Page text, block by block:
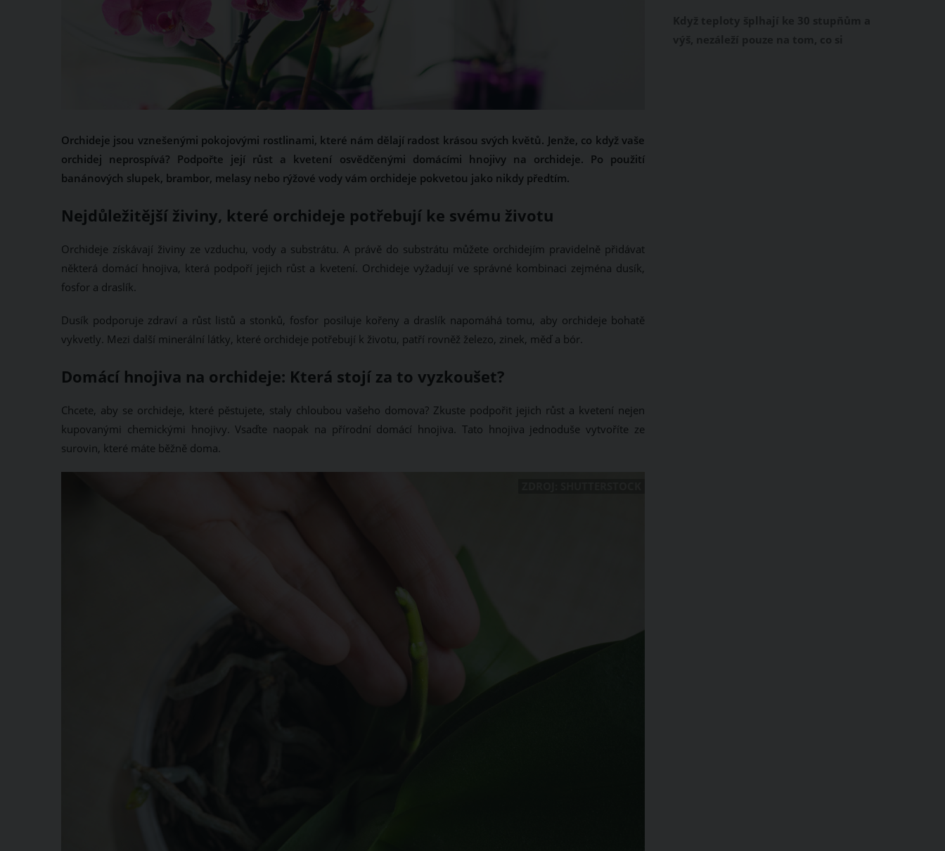
Orchideje jsou vznešenými pokojovými rostlinami, které nám dělají radost krásou svých květů. Jenže, co když vaše
orchidej neprospívá? Podpořte její růst a kvetení osvědčenými domácími hnojivy na orchideje. Po použití
banánových slupek, brambor, melasy nebo rýžové vody vám orchideje pokvetou jako nikdy předtím.
Nejdůležitější živiny, které orchideje potřebují ke svému životu
Orchideje získávají živiny ze vzduchu, vody a substrátu. A právě do substrátu můžete orchidejím pravidelně přidávat
některá domácí hnojiva, která podpoří jejich růst a kvetení. Orchideje vyžadují ve správné kombinaci zejména dusík,
fosfor a draslík.
Dusík podporuje zdraví a růst listů a stonků, fosfor posiluje kořeny a draslík napomáhá tomu, aby orchideje bohatě
vykvetly. Mezi další minerální látky, které orchideje potřebují k životu, patří rovněž železo, zinek, měď a bór.
Domácí hnojiva na orchideje: Která stojí za to vyzkoušet?
Chcete, aby se orchideje, které pěstujete, staly chloubou vašeho domova? Zkuste podpořit jejich růst a kvetení nejen
kupovanými chemickými hnojivy. Vsaďte naopak na přírodní domácí hnojiva. Tato hnojiva jednoduše vytvoříte ze
surovin, které máte běžně doma.